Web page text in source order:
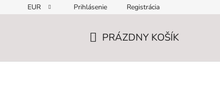
EUR Prihlásenie Registrácia
PRÁZDNY KOŠÍK